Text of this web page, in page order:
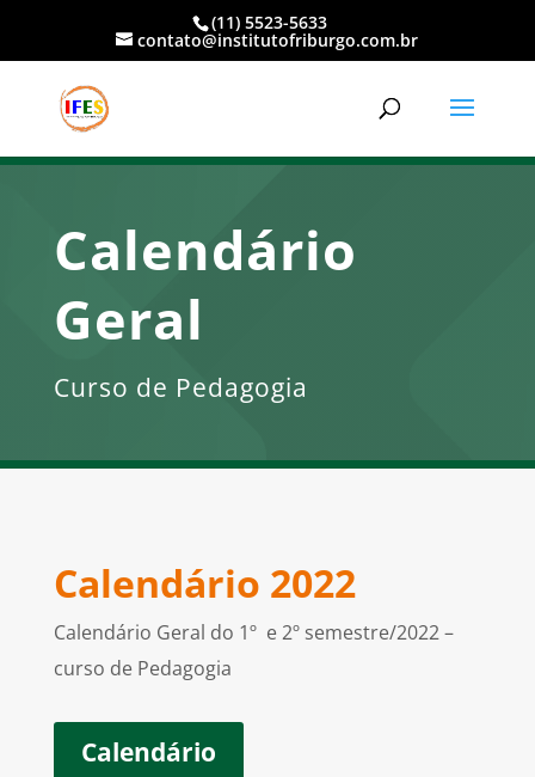
(11) 5523-5633
contato@institutofriburgo.com.br
Calendário
Geral
Curso de Pedagogia
Calendário 2022
Calendário Geral do 1º e 2º semestre/2022 –
curso de Pedagogia
Calendário